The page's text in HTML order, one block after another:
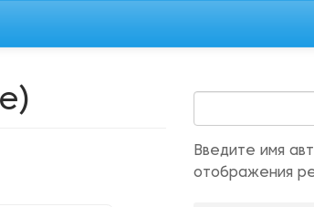
Введите имя
отображения